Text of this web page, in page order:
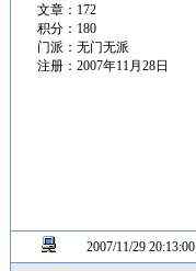
文章：172
积分：180
门派：无门无派
注册：2007年11月28日
2007/11/29 20:13:00